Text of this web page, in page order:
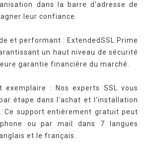
dans la barre d'adresse de
leur confiance.
et performant : ExtendedSSL Prime
un haut niveau de sécurité
garantie financière du marché.
exemplaire : Nos experts SSL vous
étape dans l'achat et l'installation
Ce support entièrement gratuit peut
ou par mail dans 7 langues
et le français.